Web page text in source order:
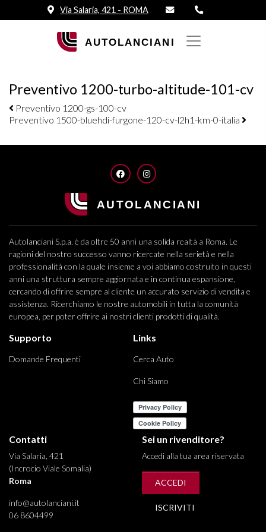
Via Salaria, 421 - ROMA
Preventivo 1200-turbo-altitude-101-cv
Navigazione elementi
Preventivo 1200-gs-100-cv
Preventivo 1500-bluehdi-furgone-120-cv-l2h1-km-0-italia
FACEBOOKINSTAGRAM
Autolanciani S.p.a. è da oltre 50 anni una solida realtà a Roma. Le
ragioni del nostro successo vanno ricercate nella serietà e nella
professionalità con la quale insieme a voi abbiamo costruito in questi
anni una struttura sempre aggiornata e in continua espansione,
cercando di offrire sempre al cliente un accurato servizio di vendita e
assistenza. Ricerchiamo le nostre automobili in tutta la comunità
europea, per poter offrire ai nostri clienti prodotti di qualità.
Supporto
Domande Frequenti
Links
Cerca Auto
Chi Siamo
Contatti
Via Salaria, 421
(Incrocio Viale Somalia)
Roma
info@autolanciani.it
06 8604499
Sei un rivenditore?
Accedi alla tua area riservata
ACCEDI
ISCRIVITI